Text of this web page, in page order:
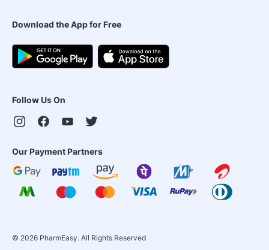
Download the App for Free
Follow Us On
Our Payment Partners
© 2026 PharmEasy. All Rights Reserved